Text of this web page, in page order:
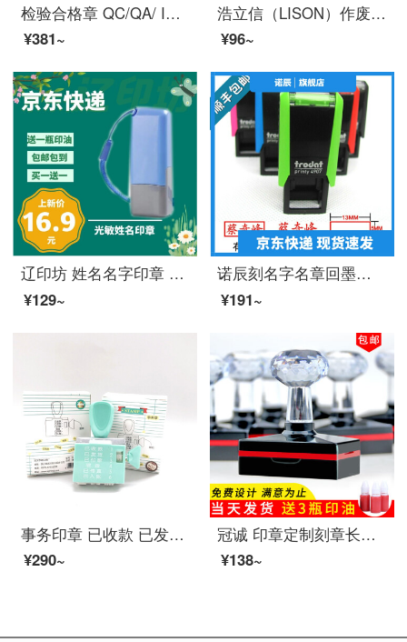
检验合格章 QC/QA/ IQC/ OQC/FQC/ PASS可调日期姓名人名章 检验合格章NG特采 圆20MM1枚(QA-PASS)
¥381~
浩立信（LISON）作废 回墨印章 通用财务章 10*33mm 财务科目会计通用印章千次章万次章
¥96~
辽印坊 姓名名字印章 刻章 个人签名印章 光敏印章 私人印章制作定制 带绳小扁护士印章长方形 外壳颜色随机13x5mm
¥129~
诺辰刻名字名章回墨印章姓名印章人名章名字印章定制银行个人印章制作翻斗印 滴红色印油
¥191~
事务印章 已收款 已发货 已付款 现金 已传真 已入账 文本转轮印章 D-1-A事务印章
¥290~
冠诚 印章定制刻章长方形姓名电话章二维码验视章签名章竣工图章公司光敏章子 长方形20X50毫米
¥138~